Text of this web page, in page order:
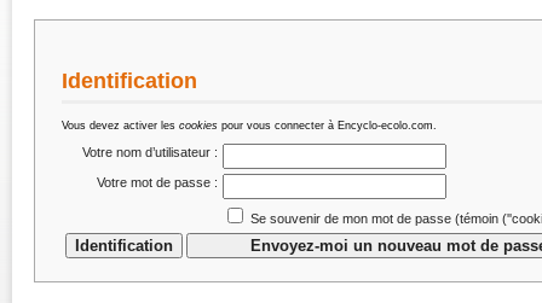
Identification
Vous devez activer les cookies pour vous connecter à Encyclo-ecolo.com.
Votre nom d’utilisateur :
Votre mot de passe :
Se souvenir de mon mot de passe (témoin